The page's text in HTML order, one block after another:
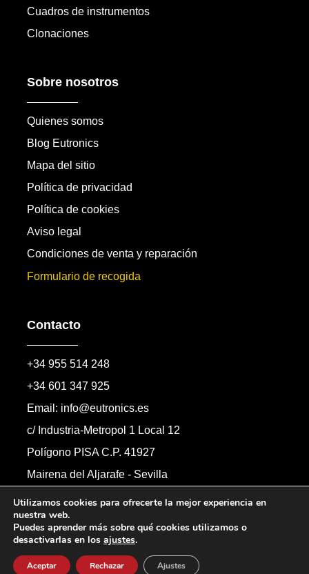
Cuadros de instrumentos
Clonaciones
Sobre nosotros
Quienes somos
Blog Eutronics
Mapa del sitio
Política de privacidad
Política de cookies
Aviso legal
Condiciones de venta y reparación
Formulario de recogida
Contacto
+34 955 514 248
+34 601 347 925
Email: info@eutronics.es
c/ Industria-Metropol 1 Local 12
Polígono PISA C.P. 41927
Mairena del Aljarafe - Sevilla
Formulario de contacto
Todos los derechos reservados.
Utilizamos cookies para ofrecerte la mejor experiencia en
nuestra web.
Puedes aprender más sobre qué cookies utilizamos o
desactivarlas en los ajustes.
Aceptar Rechazar Ajustes